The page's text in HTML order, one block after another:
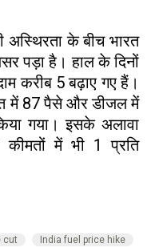
अस्थिरता के बीच भारत
पड़ा है। हाल के दिनों
करीब ₹5 बढ़ाए गए हैं।
में 87 पैसे और डीजल में
गया। इसके अलावा
में भी ₹1 प्रति
cut
India fuel price hike